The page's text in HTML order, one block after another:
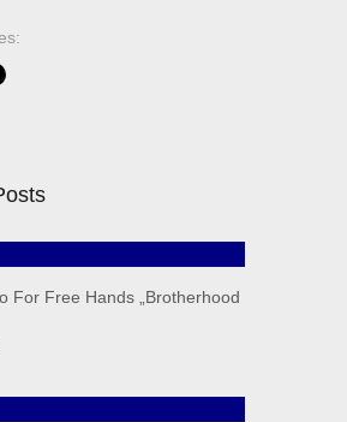
For Free Hands „Brotherhood